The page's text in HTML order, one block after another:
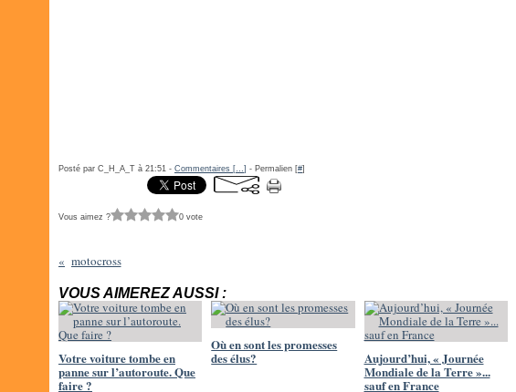
Posté par C_H_A_T à 21:51 - Commentaires […] - Permalien [#]
Vous aimez ? 0 vote
motocross
VOUS AIMEREZ AUSSI :
Votre voiture tombe en
panne sur l’autoroute. Que
faire ?
Où en sont les promesses
des élus? Aujourd’hui, « Journée
Mondiale de la Terre »...
sauf en France